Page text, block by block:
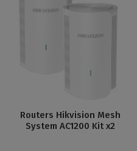
Routers Hikvision Mesh
System AC1200 Kit x2